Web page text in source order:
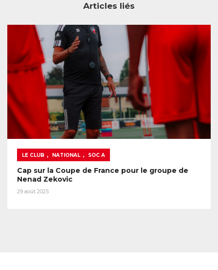
Articles liés
LE CLUB , NATIONAL , SOC A
Cap sur la Coupe de France pour le groupe de
Nenad Zekovic
29 août 2025